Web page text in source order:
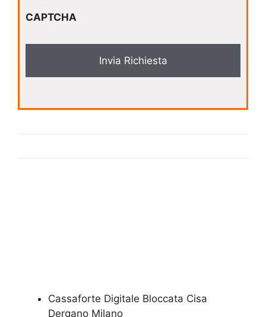
a
y
CAPTCHA
Cassaforte Digitale Bloccata​ Cisa
Dergano Milano